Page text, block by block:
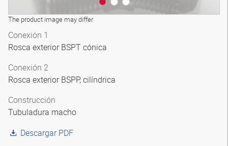
The product image may differ
Conexión 1
Rosca exterior BSPT cónica
Conexión 2
Rosca exterior BSPP, cilíndrica
Construcción
Tubuladura macho
Descargar PDF